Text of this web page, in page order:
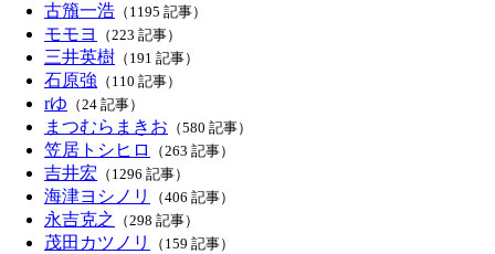
古籏一浩 （1195 記事）
モモヨ （223 記事）
三井英樹 （191 記事）
石原強 （110 記事）
rゆ （24 記事）
まつむらまきお （580 記事）
笠居トシヒロ （263 記事）
吉井宏 （1296 記事）
海津ヨシノリ （406 記事）
永吉克之 （298 記事）
茂田カツノリ （159 記事）